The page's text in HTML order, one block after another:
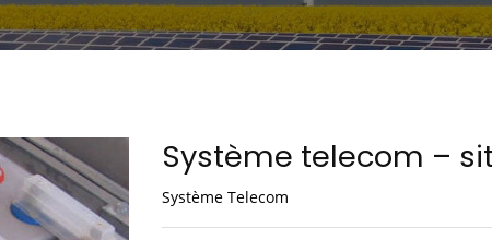
Système telecom –
Système Telecom